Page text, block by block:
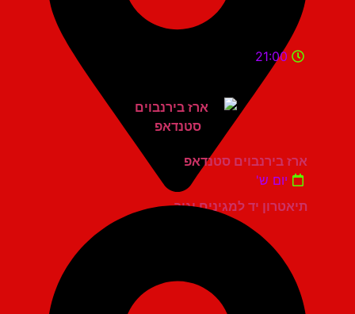
תיאטרון יד למגינים יגור
21:00
ארז בירנבוים סטנדאפ
יום ש'